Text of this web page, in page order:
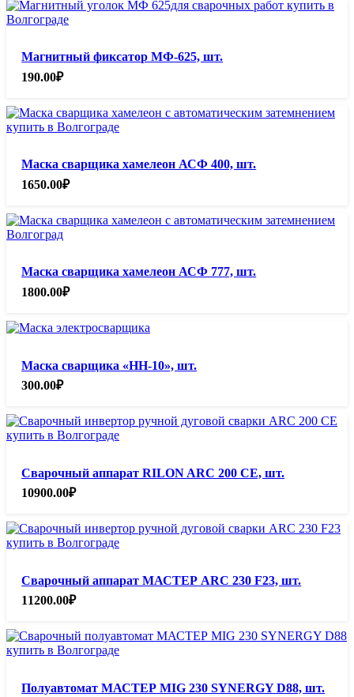
Магнитный фиксатор МФ-625, шт.
190.00₽
Маска сварщика хамелеон АСФ 400, шт.
1650.00₽
Маска сварщика хамелеон АСФ 777, шт.
1800.00₽
Маска сварщика «НН-10», шт.
300.00₽
Сварочный аппарат RILON ARC 200 CE, шт.
10900.00₽
Сварочный аппарат МАСТЕР ARC 230 F23, шт.
11200.00₽
Полуавтомат МАСТЕР MIG 230 SYNERGY D88, шт.